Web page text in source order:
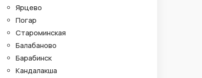
Ярцево
Погар
Староминская
Балабаново
Барабинск
Кандалакша